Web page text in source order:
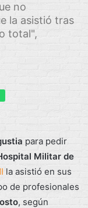
no
la asistió tras
total",
para pedir
Militar de
la asistió en sus
de profesionales
, según